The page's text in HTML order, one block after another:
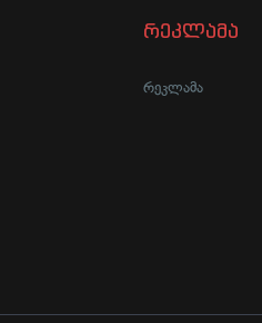
რეკლამა
რეკლამა